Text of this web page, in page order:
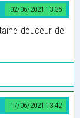
02/06/2021 13:35
douceur de
17/06/2021 13:42